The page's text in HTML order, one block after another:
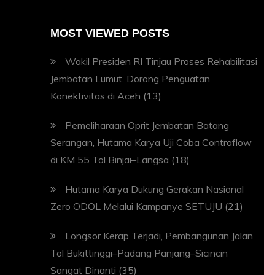
MOST VIEWED POSTS
Wakil Presiden RI Tinjau Proses Rehabilitasi
Jembatan Lumut, Dorong Penguatan
Konektivitas di Aceh (13)
Pemeliharaan Oprit Jembatan Batang
Serangan, Hutama Karya Uji Coba Contraflow
di KM 55 Tol Binjai–Langsa (18)
Hutama Karya Dukung Gerakan Nasional
Zero ODOL Melalui Kampanye SETUJU (21)
Longsor Kerap Terjadi, Pembangunan Jalan
Tol Bukittinggi–Padang Panjang–Sicincin
Sangat Dinanti (35)